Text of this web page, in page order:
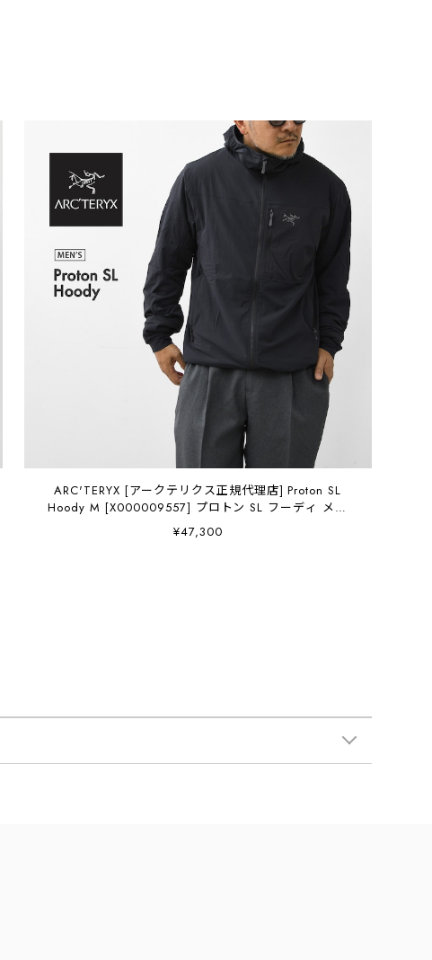
ARC'TERYX [アークテリクス正規代理店] Proton SL
Hoody M [X000009557] プロトン SL フーディ メン
ズ・クライミング・軽量・通気性・耐久性・MEN'S
[2026SS]
¥47,300